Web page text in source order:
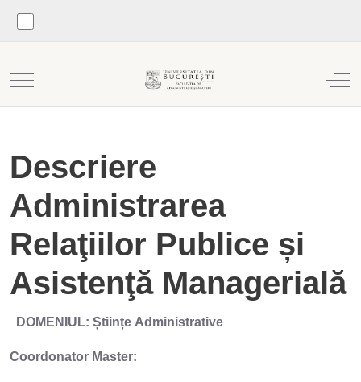
Mobile Menu Toggle Off-
Descriere
Administrarea
Relaţiilor Publice și
Asistenţă Managerială
DOMENIUL: Științe Administrative
Coordonator Master: